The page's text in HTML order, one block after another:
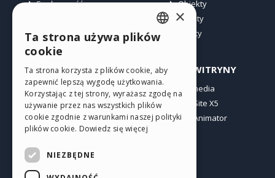
Społeczność
Obiekty
Punkty
Oferty
PROFIL
Moje wpisy
Moje licencje
Pobieranie
Web hosting
INNE WITRYNY
Incomedia
WebSite X5
WebAnimator
ENGLISH
GERMAN
SPANISH
PORTUGUESE
×
Ta strona używa plików
cookie
Ta strona korzysta z plików cookie, aby
zapewnić lepszą wygodę użytkowania.
Korzystając z tej strony, wyrażasz zgodę na
używanie przez nas wszystkich plików
cookie zgodnie z warunkami naszej polityki
plików cookie. Dowiedz się więcej
NIEZBĘDNE